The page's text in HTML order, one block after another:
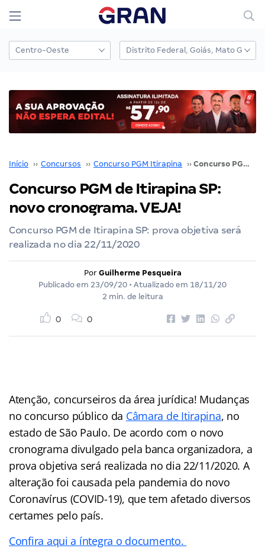
Início ›› Concursos ›› Concurso PGM Itirapina ›› Concurso PGM de Itirapina SP: novo cronograma. VEJA!
Concurso PGM de Itirapina SP:
novo cronograma. VEJA!
Concurso PGM de Itirapina SP: prova objetiva será
realizada no dia 22/11/2020
Por Guilherme Pesqueira
Publicado em 23/09/20 • Atualizado em 18/11/20
2 min. de leitura
0 0
Atenção, concurseiros da área jurídica! Mudanças
no concurso público da Câmara de Itirapina, no
estado de São Paulo. De acordo com o novo
cronograma divulgado pela banca organizadora, a
prova objetiva será realizada no dia 22/11/2020. A
alteração foi causada pela pandemia do novo
Coronavírus (COVID-19), que tem afetado diversos
certames pelo país.
Confira aqui a íntegra o documento.